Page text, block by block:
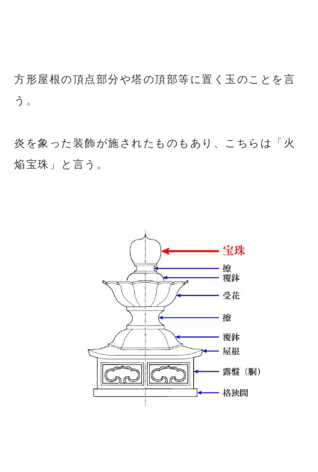
方形屋根の頂点部分や塔の頂部等に置く玉のことを言
う。
炎を象った装飾が施されたものもあり、こちらは「火
焔宝珠」と言う。